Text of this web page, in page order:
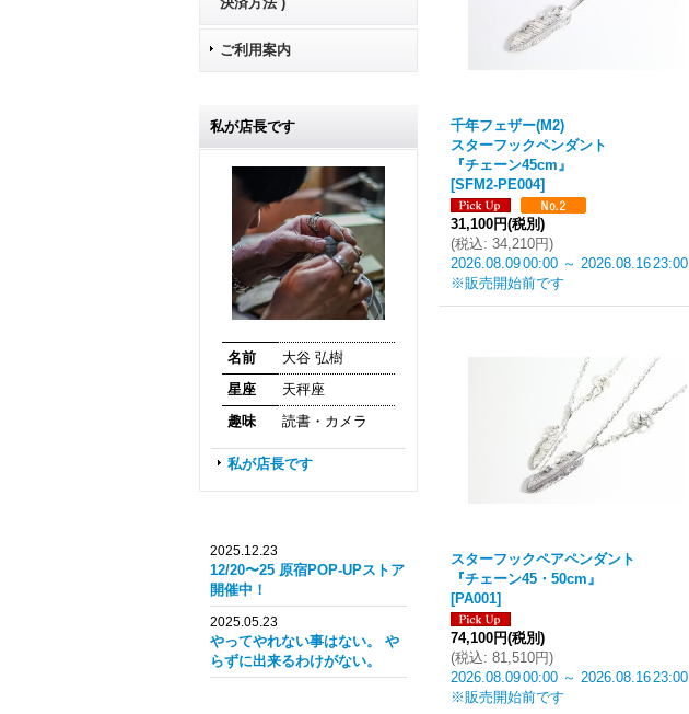
ご利用案内
私が店長です
名前
大谷 弘樹
星座
天秤座
趣味
読書・カメラ
私が店長です
2025.12.23
12/20〜25 原宿POP-UPストア
開催中！
2025.05.23
やってやれない事はない。 や
らずに出来るわけがない。
千年フェザー(M2)
スターフックペンダント
『チェーン45cm』
[SFM2-PE004]
31,100円(税別)
(税込: 34,210円)
2026.08.0900:00 ～ 2026.08.1623:00
※販売開始前です
スターフックペアペンダント
『チェーン45・50cm』
[PA001]
74,100円(税別)
(税込: 81,510円)
2026.08.0900:00 ～ 2026.08.1623:00
※販売開始前です